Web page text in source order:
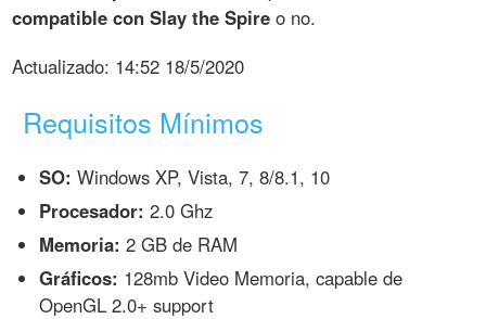
compatible con Slay the Spire o no.
Actualizado: 14:52 18/5/2020
Requisitos Mínimos
SO: Windows XP, Vista, 7, 8/8.1, 10
Procesador: 2.0 Ghz
Memoria: 2 GB de RAM
Gráficos: 128mb Video Memoria, capable de
OpenGL 2.0+ support